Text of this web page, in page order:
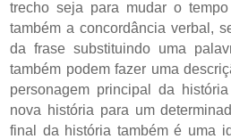
trecho seja para mudar o
também a concordância verbal,
da frase substituindo uma
também podem fazer uma
personagem principal da
nova história para um
final da história também é uma